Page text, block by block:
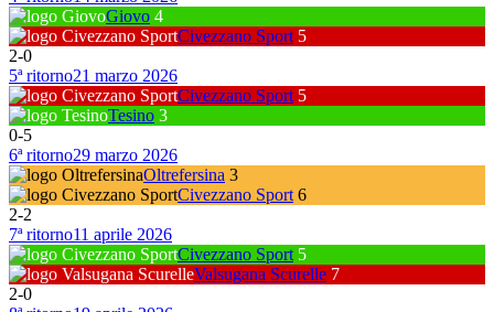
Giovo 4
Civezzano Sport 5
2-0
5ª ritorno21 marzo 2026
Civezzano Sport 5
Tesino 3
0-5
6ª ritorno29 marzo 2026
Oltrefersina 3
Civezzano Sport 6
2-2
7ª ritorno11 aprile 2026
Civezzano Sport 5
Valsugana Scurelle 7
2-0